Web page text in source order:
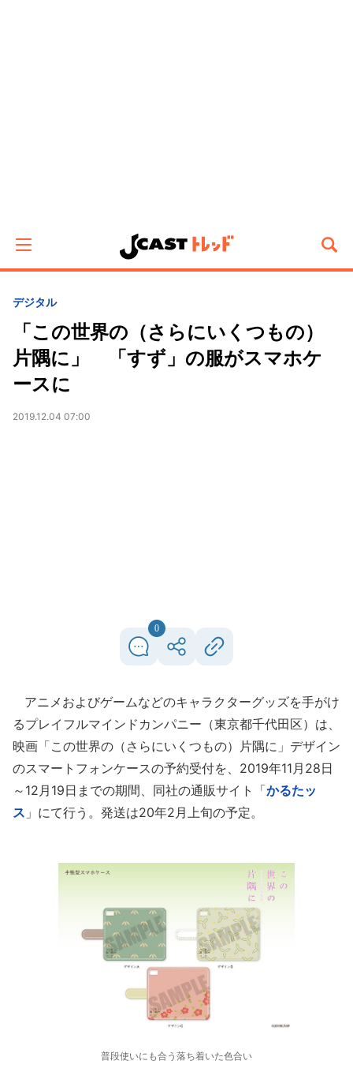
デジタル
「この世界の（さらにいくつもの）
片隅に」 「すず」の服がスマホケ
ースに
2019.12.04 07:00
0
アニメおよびゲームなどのキャラクターグッズを手がけ
るプレイフルマインドカンパニー（東京都千代田区）は、
映画「この世界の（さらにいくつもの）片隅に」デザイン
のスマートフォンケースの予約受付を、2019年11月28日
～12月19日までの期間、同社の通販サイト「かるたッ
ス 」にて行う。発送は20年2月上旬の予定。
普段使いにも合う落ち着いた色合い